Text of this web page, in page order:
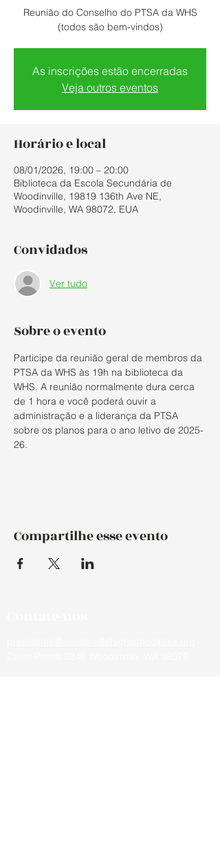
Reunião do Conselho do PTSA da WHS
(todos são bem-vindos)
As inscrições estão encerradas
Veja outros eventos
Horário e local
08/01/2026, 19:00 – 20:00
Biblioteca da Escola Secundária de
Woodinville, 19819 136th Ave NE,
Woodinville, WA 98072, EUA
Convidados
Ver tudo
Sobre o evento
Participe da reunião geral de membros da
PTSA da WHS às 19h na biblioteca da
WHS. A reunião normalmente dura cerca
de 1 hora e você poderá ouvir a
administração e a liderança da PTSA
sobre os planos para o ano letivo de 2025-
26.
Compartilhe esse evento